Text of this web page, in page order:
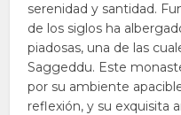
serenidad y santidad.
de los siglos ha
piadosas, una de las
Saggeddu. Este
por su ambiente
reflexión, y su exquisita